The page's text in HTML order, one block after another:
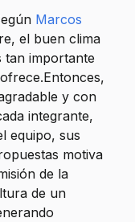
Marcos
el buen clima
tan importante
y con
integrante,
equipo, sus
motiva
de la
de un